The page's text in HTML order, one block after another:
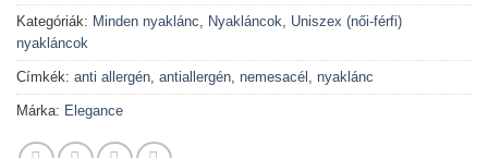
Kategóriák: Minden nyaklánc Nyakláncok
Uniszex (női-férfi)
nyakláncok
Címkék: anti allergén antiallergén nemesacél nyaklánc
Márka: Elegance